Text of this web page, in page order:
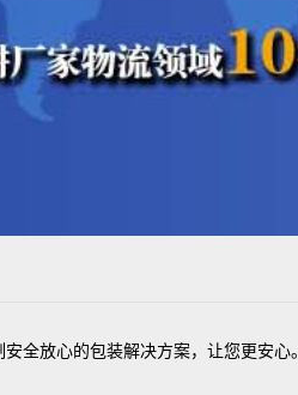
全放心的包装解决方案，让您更安心。